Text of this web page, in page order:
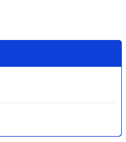
<1W
Temperature: 0℃ to +50℃